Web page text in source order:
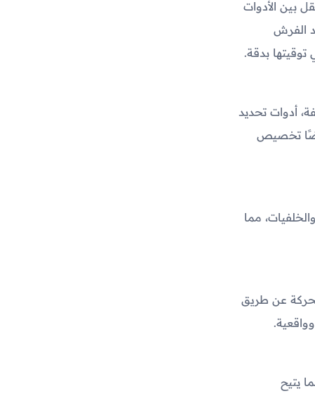
بين الأدوات
الفرش
أدوات تحديد
أيضًا تخصيص
مما
عن طريق
يتيح